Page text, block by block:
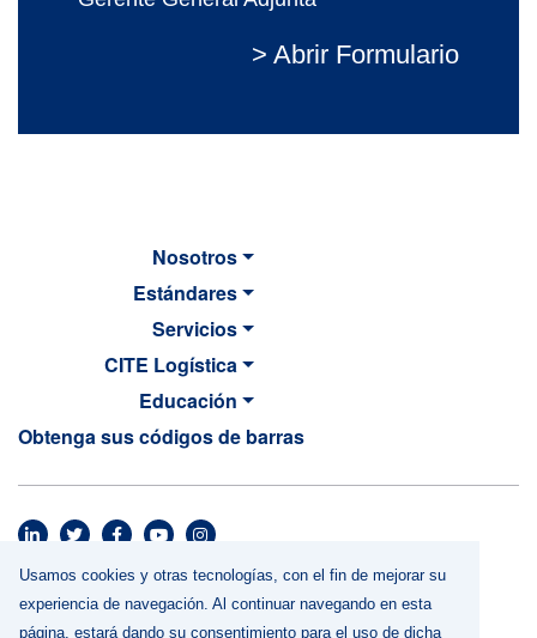
> Abrir Formulario
MAIN NAVIGATION
Nosotros
Estándares
Servicios
CITE Logística
Educación
Obtenga sus códigos de barras
Footer menu
Términos y Condiciones
Política de Privacidad
Usamos cookies y otras tecnologías, con el fin de mejorar su
experiencia de navegación. Al continuar navegando en esta
página, estará dando su consentimiento para el uso de dicha